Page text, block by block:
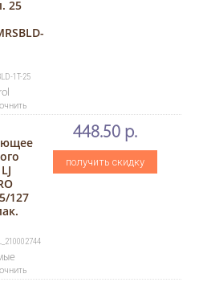
25
1T-25
127
448.50 р.
получить скидку